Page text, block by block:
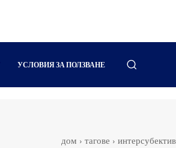
УСЛОВИЯ ЗА ПОЛЗВАНЕ
дом тагове